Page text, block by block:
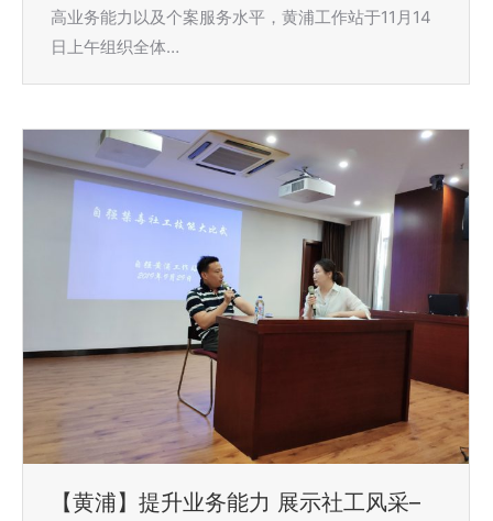
高业务能力以及个案服务水平，黄浦工作站于11月14
日上午组织全体…
【黄浦】提升业务能力 展示社工风采–